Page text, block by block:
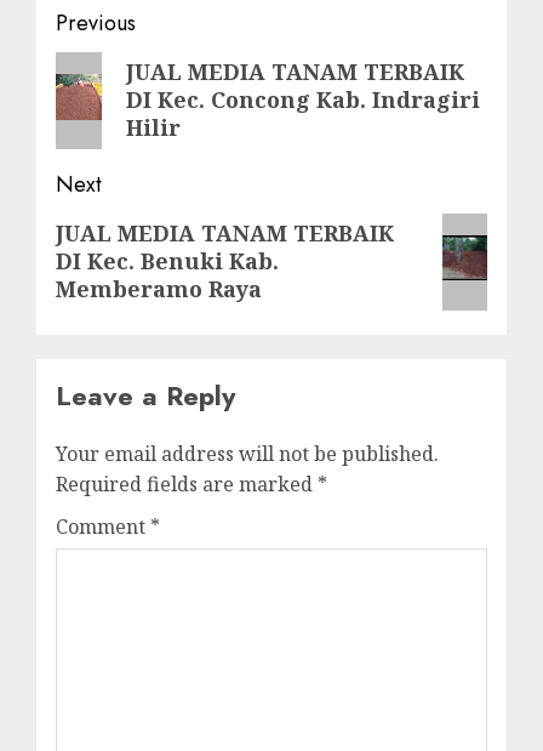
Post
navigation
Previous
Previous
post:
JUAL MEDIA TANAM TERBAIK
DI Kec. Concong Kab. Indragiri
Hilir
Next
Next
post:
JUAL MEDIA TANAM TERBAIK
DI Kec. Benuki Kab.
Memberamo Raya
Leave a Reply
Your email address will not be published.
Required fields are marked *
Comment *